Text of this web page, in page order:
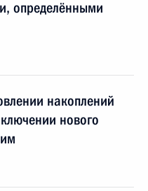
определёнными
накоплений
нового